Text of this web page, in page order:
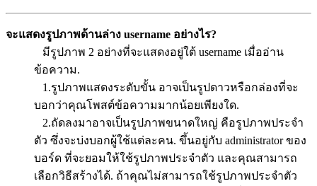
จะแสดงรูปภาพด้านล่าง username อย่างไร?
มีรูปภาพ 2 อย่างที่จะแสดงอยู่ใต้ username เมื่ออ่าน
ข้อความ.
1.รูปภาพแสดงระดับขั้น อาจเป็นรูปดาวหรือกล่องที่จะ
บอกว่าคุณโพสต์ข้อความมากน้อยเพียงใด.
2.ถัดลงมาอาจเป็นรูปภาพขนาดใหญ่ คือรูปภาพประจำ
ตัว ซึ่งจะบ่งบอกผู้ใช้แต่ละคน. ขึ้นอยู่กับ administrator ของ
บอร์ด ที่จะยอมให้ใช้รูปภาพประจำตัว และคุณสามารถ
เลือกวิธีสร้างได้. ถ้าคุณไม่สามารถใช้รูปภาพประจำตัว